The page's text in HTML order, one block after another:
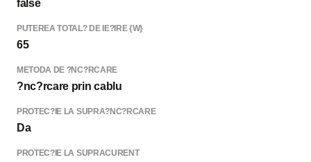
false
PUTEREA TOTAL? DE IE?IRE {W}
65
METODA DE ?NC?RCARE
?nc?rcare prin cablu
PROTEC?IE LA SUPRA?NC?RCARE
Da
PROTEC?IE LA SUPRACURENT